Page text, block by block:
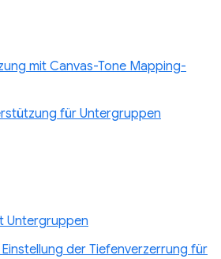
mit Canvas-Tone Mapping-
für Untergruppen
Untergruppen
der Tiefenverzerrung für